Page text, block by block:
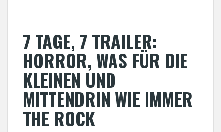
7 TAGE, 7 TRAILER:
HORROR, WAS FÜR DIE
KLEINEN UND
MITTENDRIN WIE IMMER
THE ROCK